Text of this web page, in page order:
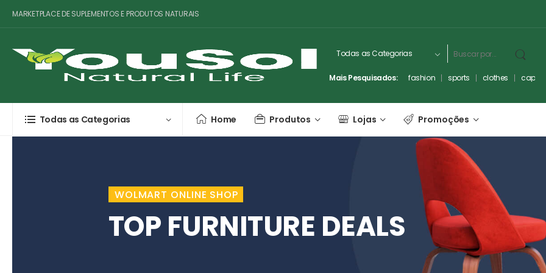
MARKETPLACE DE SUPLEMENTOS E PRODUTOS NATURAIS
Mais Pesquisados: fashion sports clothes
Todas as Categorias Home Produtos Lojas Promoções
WOLMART ONLINE SHOP
TOP FURNITURE DEALS